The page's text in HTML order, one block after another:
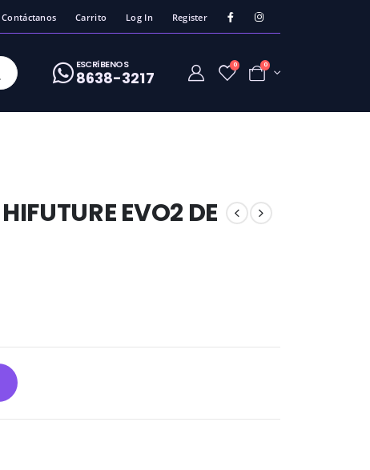
Contáctanos Carrito Log In Register
ESCRíBENOS
8638-3217
0 0
EVO2 DE